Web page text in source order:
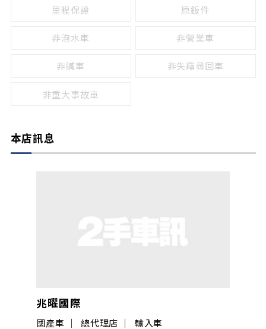
里程保證 原鈑件
非泡水車 非營業車
非贓車 非失竊尋回車
非重大事故車
本店訊息
兆曜國際
國產車 總代理店 輸入車